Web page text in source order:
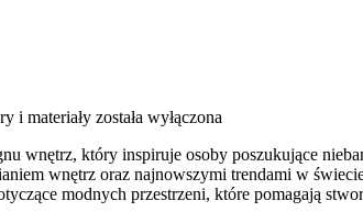
i materiały została wyłączona
wnętrz, który inspiruje osoby poszukujące
wnętrz oraz najnowszymi trendami w
modnych przestrzeni, które pomagają